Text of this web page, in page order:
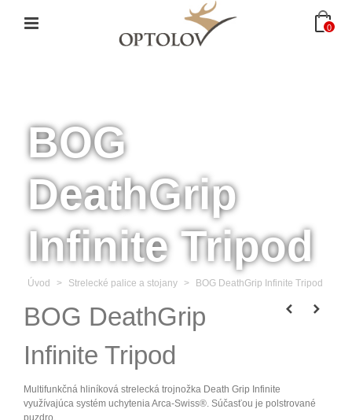
0
BOG
DeathGrip
Infinite Tripod
Úvod > Strelecké palice a stojany > BOG DeathGrip Infinite Tripod
BOG DeathGrip
Infinite Tripod
Multifunkčná hliníková strelecká trojnožka Death Grip Infinite
využívajúca systém uchytenia Arca-Swiss®. Súčasťou je polstrované
puzdro.